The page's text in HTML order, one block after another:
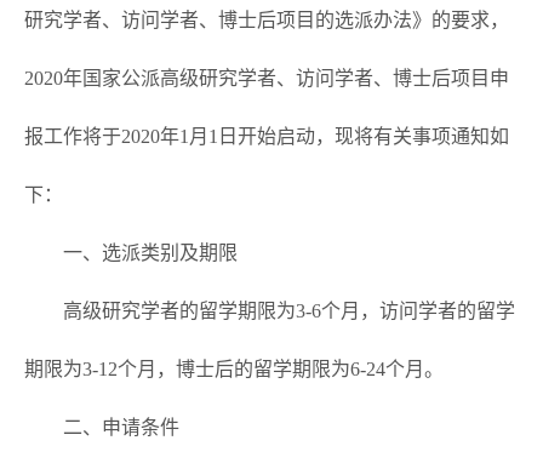
研究学者、访问学者、博士后项目的选派办法》的要求，
2020年国家公派高级研究学者、访问学者、博士后项目申
报工作将于2020年1月1日开始启动，现将有关事项通知如
下：
一、选派类别及期限
高级研究学者的留学期限为3-6个月，访问学者的留学
期限为3-12个月，博士后的留学期限为6-24个月。
二、申请条件